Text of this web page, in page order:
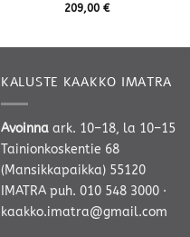
209,00 €
KALUSTE KAAKKO IMATRA
Avoinna ark. 10–18, la 10–15
Tainionkoskentie 68
(Mansikkapaikka) 55120
IMATRA puh. 010 548 3000 ·
kaakko.imatra@gmail.com